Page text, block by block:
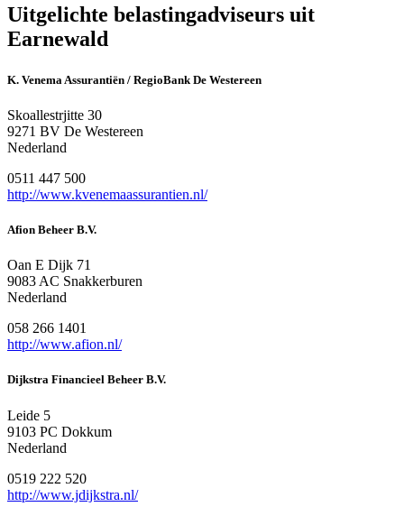
Uitgelichte belastingadviseurs uit
Earnewald
K. Venema Assurantiën / RegioBank De Westereen
Skoallestrjitte 30
9271 BV De Westereen
Nederland
0511 447 500
http://www.kvenemaassurantien.nl/
Afion Beheer B.V.
Oan E Dijk 71
9083 AC Snakkerburen
Nederland
058 266 1401
http://www.afion.nl/
Dijkstra Financieel Beheer B.V.
Leide 5
9103 PC Dokkum
Nederland
0519 222 520
http://www.jdijkstra.nl/